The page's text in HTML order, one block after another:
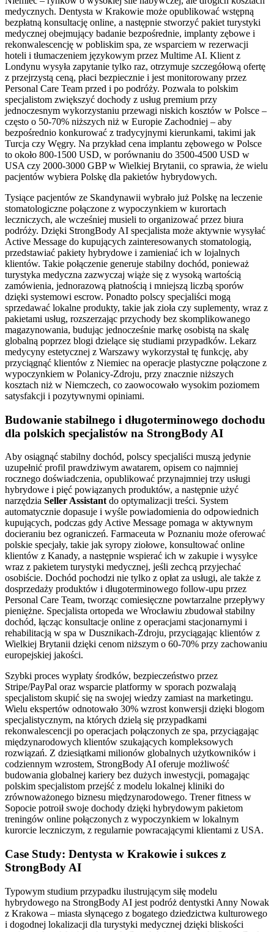
medycznych. Dentysta w Krakowie może opublikować wstępną
bezpłatną konsultację online, a następnie stworzyć pakiet turystyki
medycznej obejmujący badanie bezpośrednie, implanty zębowe i
rekonwalescencję w pobliskim spa, ze wsparciem w rezerwacji
hoteli i tłumaczeniem językowym przez Multime AI. Klient z
Londynu wysyła zapytanie tylko raz, otrzymuje szczegółową ofertę
z przejrzystą ceną, płaci bezpiecznie i jest monitorowany przez
Personal Care Team przed i po podróży. Pozwala to polskim
specjalistom zwiększyć dochody z usług premium przy
jednoczesnym wykorzystaniu przewagi niskich kosztów w Polsce –
często o 50-70% niższych niż w Europie Zachodniej – aby
bezpośrednio konkurować z tradycyjnymi kierunkami, takimi jak
Turcja czy Węgry. Na przykład cena implantu zębowego w Polsce
to około 800-1500 USD, w porównaniu do 3500-4500 USD w
USA czy 2000-3000 GBP w Wielkiej Brytanii, co sprawia, że wielu
pacjentów wybiera Polskę dla pakietów hybrydowych.
Tysiące pacjentów ze Skandynawii wybrało już Polskę na leczenie
stomatologiczne połączone z wypoczynkiem w kurortach
leczniczych, ale wcześniej musieli to organizować przez biura
podróży. Dzięki StrongBody AI specjalista może aktywnie wysyłać
Active Message do kupujących zainteresowanych stomatologią,
przedstawiać pakiety hybrydowe i zamieniać ich w lojalnych
klientów. Takie połączenie generuje stabilny dochód, ponieważ
turystyka medyczna zazwyczaj wiąże się z wysoką wartością
zamówienia, jednorazową płatnością i mniejszą liczbą sporów
dzięki systemowi escrow. Ponadto polscy specjaliści mogą
sprzedawać lokalne produkty, takie jak zioła czy suplementy, wraz z
pakietami usług, rozszerzając przychody bez skomplikowanego
magazynowania, budując jednocześnie markę osobistą na skalę
globalną poprzez blogi dzielące się studiami przypadków. Lekarz
medycyny estetycznej z Warszawy wykorzystał tę funkcję, aby
przyciągnąć klientów z Niemiec na operacje plastyczne połączone z
wypoczynkiem w Polanicy-Zdroju, przy znacznie niższych
kosztach niż w Niemczech, co zaowocowało wysokim poziomem
satysfakcji i pozytywnymi opiniami.
Budowanie stabilnego i długoterminowego dochodu
dla polskich specjalistów na StrongBody AI
Aby osiągnąć stabilny dochód, polscy specjaliści muszą jedynie
uzupełnić profil prawdziwym awatarem, opisem co najmniej
rocznego doświadczenia, opublikować przynajmniej trzy usługi
hybrydowe i pięć powiązanych produktów, a następnie użyć
narzędzia Seller Assistant do optymalizacji treści. System
automatycznie dopasuje i wyśle powiadomienia do odpowiednich
kupujących, podczas gdy Active Message pomaga w aktywnym
docieraniu bez ograniczeń. Farmaceuta w Poznaniu może oferować
polskie specjały, takie jak syropy ziołowe, konsultować online
klientów z Kanady, a następnie wspierać ich w zakupie i wysyłce
wraz z pakietem turystyki medycznej, jeśli zechcą przyjechać
osobiście. Dochód pochodzi nie tylko z opłat za usługi, ale także z
dosprzedaży produktów i długoterminowego follow-upu przez
Personal Care Team, tworząc comiesięczne powtarzalne przepływy
pieniężne. Specjalista ortopeda we Wrocławiu zbudował stabilny
dochód, łącząc konsultacje online z operacjami stacjonarnymi i
rehabilitacją w spa w Dusznikach-Zdroju, przyciągając klientów z
Wielkiej Brytanii dzięki cenom niższym o 60-70% przy zachowaniu
europejskiej jakości.
Szybki proces wypłaty środków, bezpieczeństwo przez
Stripe/PayPal oraz wsparcie platformy w sporach pozwalają
specjalistom skupić się na swojej wiedzy zamiast na marketingu.
Wielu ekspertów odnotowało 30% wzrost konwersji dzięki blogom
specjalistycznym, na których dzielą się przypadkami
rekonwalescencji po operacjach połączonych ze spa, przyciągając
międzynarodowych klientów szukających kompleksowych
rozwiązań. Z dziesiątkami milionów globalnych użytkowników i
codziennym wzrostem, StrongBody AI oferuje możliwość
budowania globalnej kariery bez dużych inwestycji, pomagając
polskim specjalistom przejść z modelu lokalnej kliniki do
zrównoważonego biznesu międzynarodowego. Trener fitness w
Sopocie potroił swoje dochody dzięki hybrydowym pakietom
treningów online połączonych z wypoczynkiem w lokalnym
kurorcie leczniczym, z regularnie powracającymi klientami z USA.
Case Study: Dentysta w Krakowie i sukces z
StrongBody AI
Typowym studium przypadku ilustrującym siłę modelu
hybrydowego na StrongBody AI jest podróż dentystki Anny Nowak
z Krakowa – miasta słynącego z bogatego dziedzictwa kulturowego
i dogodnej lokalizacji dla turystyki medycznej dzięki bliskości